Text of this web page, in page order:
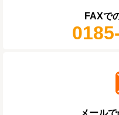
FAXで
メール